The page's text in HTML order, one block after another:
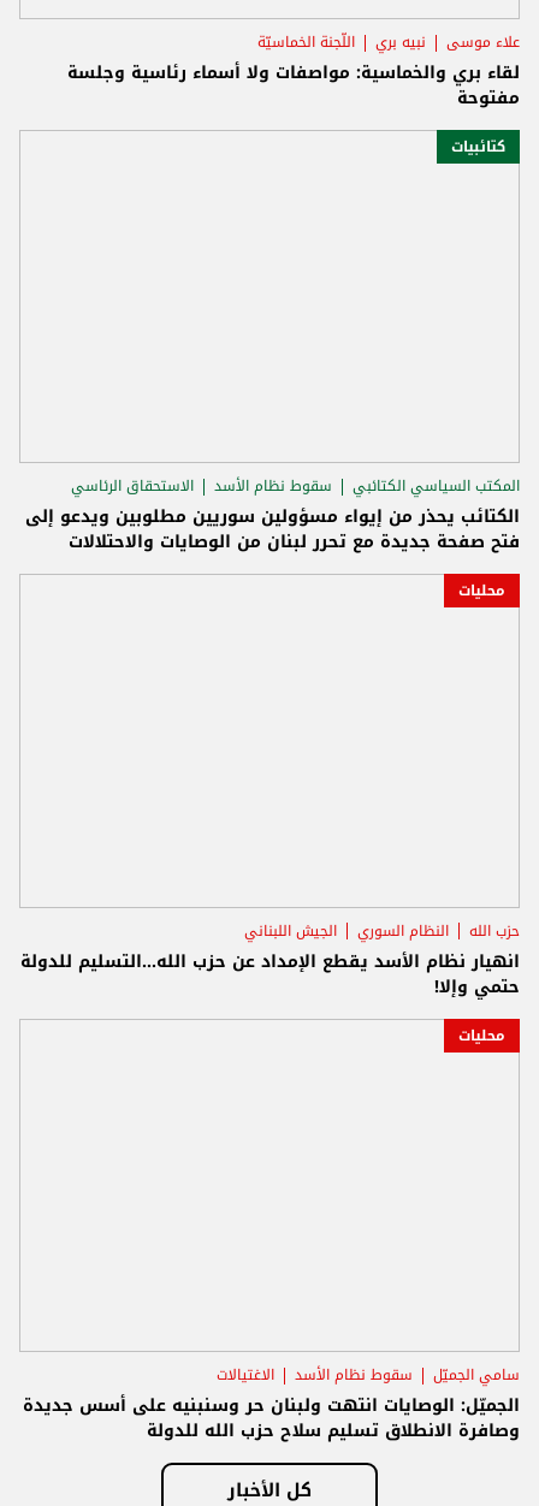
علاء موسى نبيه بري اللّجنة الخماسيّة
لقاء بري والخماسية: مواصفات ولا أسماء رئاسية وجلسة
مفتوحة
كتائبيات
المكتب السياسي الكتائبي سقوط نظام الأسد الاستحقاق الرئاسي
الكتائب يحذر من إيواء مسؤولين سوريين مطلوبين ويدعو إلى
فتح صفحة جديدة مع تحرر لبنان من الوصايات والاحتلالات
محليات
حزب الله النظام السوري الجيش اللبناني
انهيار نظام الأسد يقطع الإمداد عن حزب الله...التسليم للدولة
حتمي وإلا!
محليات
سامي الجميّل سقوط نظام الأسد الاغتيالات
الجميّل: الوصايات انتهت ولبنان حر وسنبنيه على أسس جديدة
وصافرة الانطلاق تسليم سلاح حزب الله للدولة
كل الأخبار